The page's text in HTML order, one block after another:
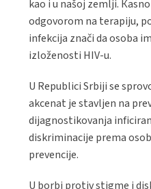
kao i u našoj zemlji.
odgovorom na terapiju,
infekcija znači da osoba
izloženosti HIV-u.
U Republici Srbiji se
akcenat je stavljen na
dijagnostikovanja
diskriminacije prema
prevencije.
U borbi protiv stigme i